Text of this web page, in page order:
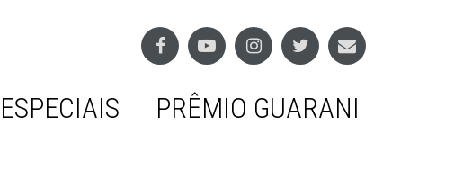
ESPECIAIS PRÊMIO GUARANI